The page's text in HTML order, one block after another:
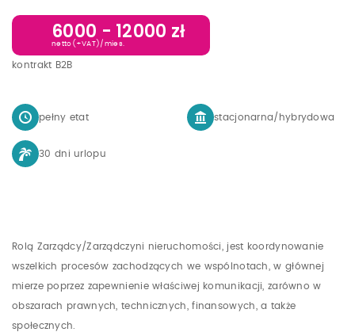
6000 - 12000 zł
netto(+VAT)/mies.
kontrakt B2B
pełny etat stacjonarna/hybrydowa
30 dni urlopu
Rolą Zarządcy/Zarządczyni nieruchomości, jest koordynowanie
wszelkich procesów zachodzących we wspólnotach, w głównej
mierze poprzez zapewnienie właściwej komunikacji, zarówno w
obszarach prawnych, technicznych, finansowych, a także
społecznych.